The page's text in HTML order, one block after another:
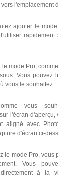
l'emplacement
ajouter le
rapidement
mode Pro,
Vous pouvez
vous le souhaitez.
vous
l'écran d'aperçu,
aligné avec
d'écran ci-
le mode Pro, vous
Vous
à la